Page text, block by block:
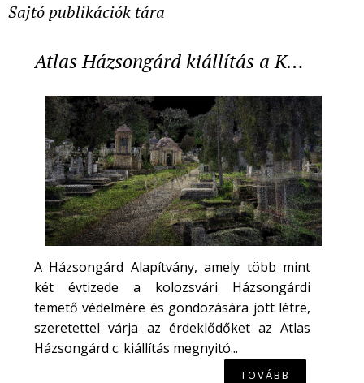
Sajtó publikációk tára
Atlas Házsongárd kiállítás a K…
A Házsongárd Alapítvány, amely több mint
két évtizede a kolozsvári Házsongárdi
temető védelmére és gondozására jött létre,
szeretettel várja az érdeklődőket az Atlas
Házsongárd c. kiállítás megnyitó...
TOVÁBB